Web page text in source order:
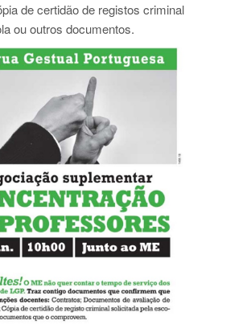
de certidão de registos criminal
ou outros documentos.